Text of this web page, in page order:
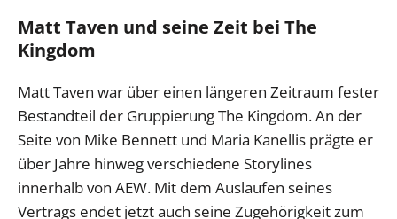
Matt Taven und seine Zeit bei The
Kingdom
Matt Taven war über einen längeren Zeitraum fester
Bestandteil der Gruppierung The Kingdom. An der
Seite von Mike Bennett und Maria Kanellis prägte er
über Jahre hinweg verschiedene Storylines
innerhalb von AEW. Mit dem Auslaufen seines
Vertrags endet jetzt auch seine Zugehörigkeit zum